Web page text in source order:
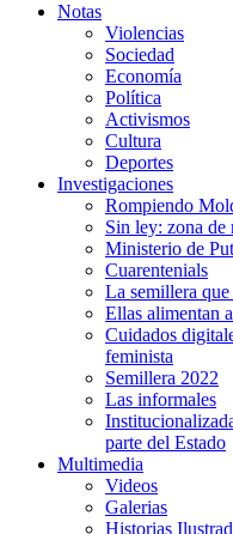
Notas
Violencias
Sociedad
Economía
Política
Activismos
Cultura
Deportes
Investigaciones
Rompiendo
Sin ley: zona de
Ministerio de
Cuarentenials
La semillera que
Ellas alimentan
Cuidados
feminista
Semillera 2022
Las informales
parte del Estado
Multimedia
Videos
Galerias
Historias